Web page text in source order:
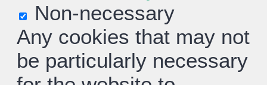
Non-necessary
Any cookies that may not
be particularly necessary